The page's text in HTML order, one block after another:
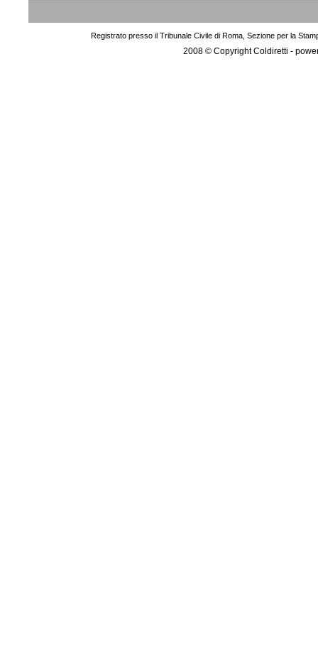
Registrato presso il Tribunale Civile di Roma, Sezione per la
2008 © Copyright Coldiretti -